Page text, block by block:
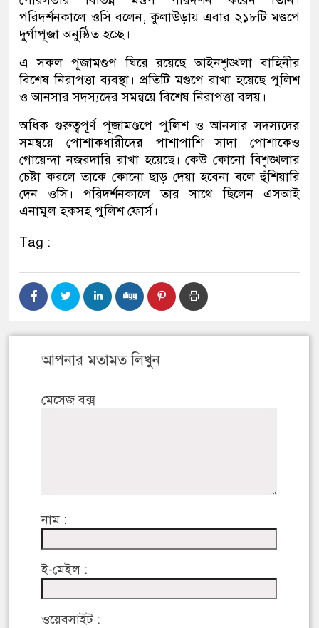
পরিদর্শনকালে ওসি বলেন, কুলাউড়ায় এবার ২১৮টি মণ্ডপে
দুর্গাপূজা অনুষ্ঠিত হচ্ছে।
এ সকল পূজামণ্ডপ ঘিরে রয়েছে আইনশৃঙ্খলা বাহিনীর
বিশেষ নিরাপত্তা ব্যবস্থা। প্রতিটি মণ্ডপে রাখা হয়েছে পুলিশ
ও আনসার সদস্যদের সমন্বয়ে বিশেষ নিরাপত্তা বলয়।
অধিক গুরুত্বপূর্ণ পূজামণ্ডপে পুলিশ ও আনসার সদস্যদের
সমন্বয়ে পোশাকধারীদের পাশাপাশি সাদা পোশাকেও
গোয়েন্দা নজরদারি রাখা হয়েছে। কেউ কোনো বিশৃঙ্খলার
চেষ্টা করলে তাকে কোনো ছাড় দেয়া হবেনা বলে হুঁশিয়ারি
দেন ওসি। পরিদর্শনকালে তার সাথে ছিলেন এসআই
এনামুল হকসহ পুলিশ ফোর্স।
Tag :
আপনার মতামত লিখুন
মেসেজ বক্স
নাম :
ই-মেইল :
ওয়েবসাইট :